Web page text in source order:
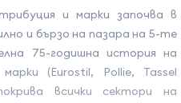
и марки започва в
и бързо на пазара на 5-те
75-годишна история на
(Eurostil, Pollie, Tassel
всички сектори на